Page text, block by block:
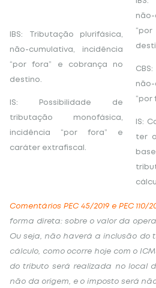
IBS: Tributação plurifásica,
não-cumulativa, incidência
“por fora” e cobrança no
destino.
IS: Possibilidade de
tributação monofásica,
incidência “por fora” e
caráter extrafiscal
“por
IS:
ter
Comentários PEC 45/2019 e PEC 110/
forma direta: sobre o valor da
Ou seja, não haverá a inclusão do
cálculo, como ocorre hoje com o
do tributo será realizada no local
não da origem, e o imposto será